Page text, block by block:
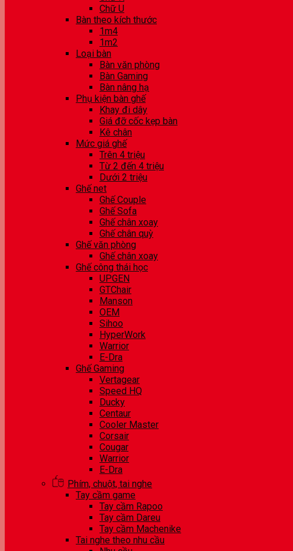
Chữ U
Bàn theo kích thước
1m4
1m2
Loại bàn
Bàn văn phòng
Bàn Gaming
Bàn nâng hạ
Phụ kiện bàn ghế
Khay đi dây
Giá đỡ cốc kẹp bàn
Kê chân
Mức giá ghế
Trên 4 triệu
Từ 2 đến 4 triệu
Dưới 2 triệu
Ghế net
Ghế Couple
Ghế Sofa
Ghế chân xoay
Ghế chân quỳ
Ghế văn phòng
Ghế chân xoay
Ghế công thái học
UPGEN
GTChair
Manson
OEM
Sihoo
HyperWork
Warrior
E-Dra
Ghế Gaming
Vertagear
Speed HQ
Ducky
Centaur
Cooler Master
Corsair
Cougar
Warrior
E-Dra
Phím, chuột, tai nghe
Tay cầm game
Tay cầm Rapoo
Tay cầm Dareu
Tay cầm Machenike
Tai nghe theo nhu cầu